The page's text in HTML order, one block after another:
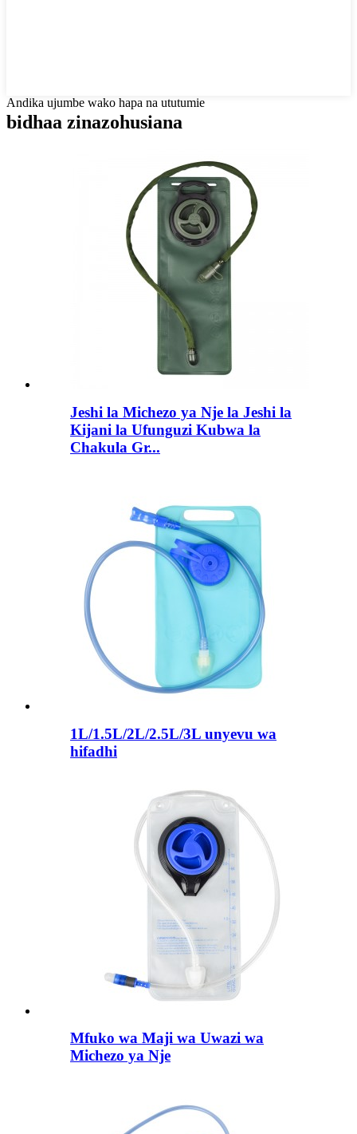
Andika ujumbe wako hapa na ututumie
bidhaa zinazohusiana
Jeshi la Michezo ya Nje la Jeshi la
Kijani la Ufunguzi Kubwa la
Chakula Gr...
1L/1.5L/2L/2.5L/3L unyevu wa
hifadhi
Mfuko wa Maji wa Uwazi wa
Michezo ya Nje